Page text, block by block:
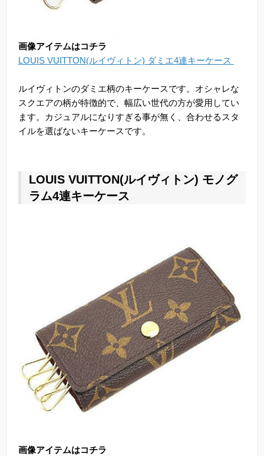
画像アイテムはコチラ
LOUIS VUITTON(ルイヴィトン) ダミエ4連キーケース
ルイヴィトンのダミエ柄のキーケースです。オシャレな
スクエアの柄が特徴的で、幅広い世代の方が愛用してい
ます。カジュアルになりすぎる事が無く、合わせるスタ
イルを選ばないキーケースです。
LOUIS VUITTON(ルイヴィトン) モノグ
ラム4連キーケース
画像アイテムはコチラ